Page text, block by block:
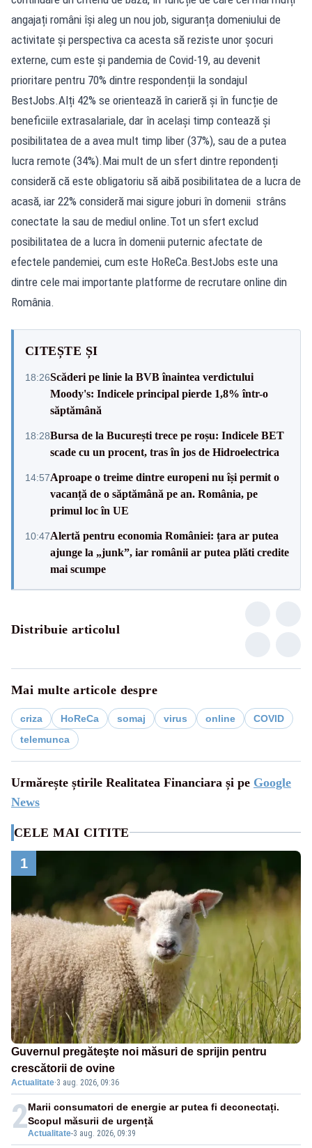
angajați români își aleg un nou job, siguranța domeniului de
activitate și perspectiva ca acesta să reziste unor șocuri
externe, cum este și pandemia de Covid-19, au devenit
prioritare pentru 70% dintre respondenții la sondajul
BestJobs.Alți 42% se orientează în carieră și în funcție de
beneficiile extrasalariale, dar în același timp contează și
posibilitatea de a avea mult timp liber (37%), sau de a putea
lucra remote (34%).Mai mult de un sfert dintre repondenți
consideră că este obligatoriu să aibă posibilitatea de a lucra de
acasă, iar 22% consideră mai sigure joburi în domenii strâns
conectate la sau de mediul online.Tot un sfert exclud
posibilitatea de a lucra în domenii puternic afectate de
efectele pandemiei, cum este HoReCa.BestJobs este una
dintre cele mai importante platforme de recrutare online din
România.
CITEȘTE ȘI
18:26Scăderi pe linie la BVB înaintea verdictului
Moody's: Indicele principal pierde 1,8% într-o
săptămână
18:28Bursa de la București trece pe roșu: Indicele BET
scade cu un procent, tras în jos de Hidroelectrica
14:57Aproape o treime dintre europeni nu își permit o
vacanță de o săptămână pe an. România, pe
primul loc în UE
10:47Alertă pentru economia României: țara ar putea
ajunge la „junk”, iar românii ar putea plăti credite
mai scumpe
Distribuie articolul
Mai multe articole despre
criza HoReCa somaj virus online
COVID
telemunca
Urmărește știrile Realitatea Financiara și pe Google
News
CELE MAI CITITE
1
Guvernul pregăteşte noi măsuri de sprijin pentru
crescătorii de ovine
Actualitate·3 aug. 2026, 09:36
2Actualitate-3 aug. 2026, 09:39
Marii consumatori de energie ar putea fi deconectați.
Scopul măsurii de urgență